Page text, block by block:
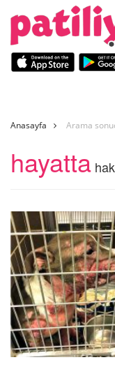
Anasayfa Arama
hayatta